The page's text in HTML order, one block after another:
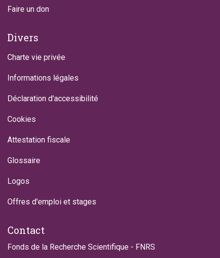
Faire un don
Divers
Charte vie privée
Informations légales
Déclaration d'accessibilité
Cookies
Attestation fiscale
Glossaire
Logos
Offres d'emploi et stages
Contact
Fonds de la Recherche Scientifique - FNRS